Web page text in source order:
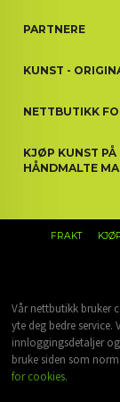
PARTNERE
KUNST -
NETTBUTIKK
KJØP KUNST
HÅNDMALTE
FRAKT
Vår nettbutikk bruker
yte deg bedre
innloggingsdetaljer
bruke siden som
for cookies.